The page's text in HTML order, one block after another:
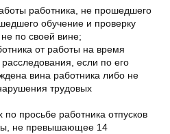
работника, не прошедшего
обучение и проверку
по своей вине;
от работы на время
если по его
вина работника либо не
трудовых
просьбе работника отпусков
не превышающее 14